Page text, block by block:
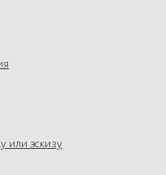
или эскизу